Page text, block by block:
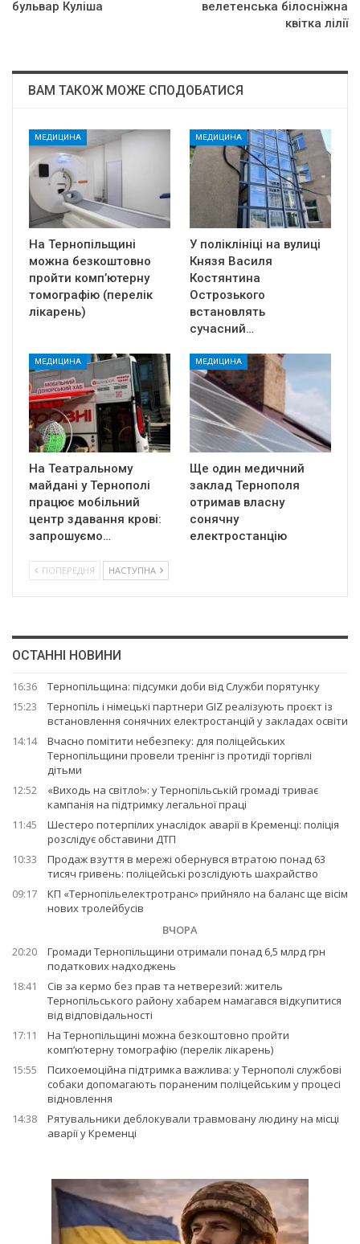
бульвар Куліша
вeлeтeнcькa бiлocнiжнa
квiткa лiлiї
ВАМ ТАКОЖ МОЖЕ СПОДОБАТИСЯ
МЕДИЦИНА
На Тернопільщині
можна безкоштовно
пройти комп’ютерну
томографію (перелік
лікарень)
МЕДИЦИНА
У поліклініці на вулиці
Князя Василя
Костянтина
Острозького
встановлять
сучасний…
МЕДИЦИНА
На Театральному
майдані у Тернополі
працює мобільний
центр здавання крові:
запрошуємо…
МЕДИЦИНА
Ще один медичний
заклад Тернополя
отримав власну
сонячну
електростанцію
ПОПЕРЕДНЯ НАСТУПНА
ОСТАННІ НОВИНИ
16:36
Тернопільщина: підсумки доби від Служби порятунку
15:23
Тернопіль і німецькі партнери GIZ реалізують проєкт із
встановлення сонячних електростанцій у закладах освіти
14:14
Вчасно помітити небезпеку: для поліцейських
Тернопільщини провели тренінг із протидії торгівлі
дітьми
12:52
«Виходь на світло!»: у Тернопільській громаді триває
кампанія на підтримку легальної праці
11:45
Шестеро потерпілих унаслідок аварії в Кременці: поліція
розслідує обставини ДТП
10:33
Продаж взуття в мережі обернувся втратою понад 63
тисяч гривень: поліцейські розслідують шахрайство
09:17
КП «Тернопільелектротранс» прийняло на баланс ще вісім
нових тролейбусів
ВЧОРА
20:20
Громади Тернопільщини отримали понад 6,5 млрд грн
податкових надходжень
18:41
Сів за кермо без прав та нетверезий: житель
Тернопільського району хабарем намагався відкупитися
від відповідальності
17:11
На Тернопільщині можна безкоштовно пройти
комп’ютерну томографію (перелік лікарень)
15:55
Психоемоційна підтримка важлива: у Тернополі службові
собаки допомагають пораненим поліцейським у процесі
відновлення
14:38
Рятувальники деблокували травмовану людину на місці
аварії у Кременці